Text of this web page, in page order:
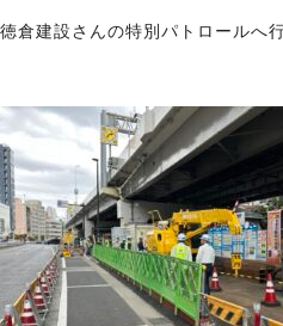
徳倉建設さんの特別パトロールへ